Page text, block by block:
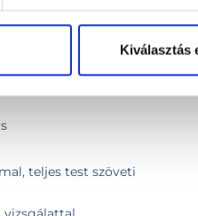
Kiválasztás
InBody testösszetétel mérés
teljes test szöveti